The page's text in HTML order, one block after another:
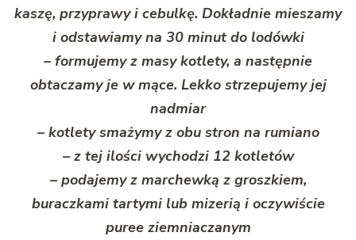
kaszę, przyprawy i cebulkę. Dokładnie mieszamy
i odstawiamy na 30 minut do lodówki
– formujemy z masy kotlety, a następnie
obtaczamy je w mące. Lekko strzepujemy jej
nadmiar
– kotlety smażymy z obu stron na rumiano
– z tej ilości wychodzi 12 kotletów
– podajemy z marchewką z groszkiem,
buraczkami tartymi lub mizerią i oczywiście
puree ziemniaczanym